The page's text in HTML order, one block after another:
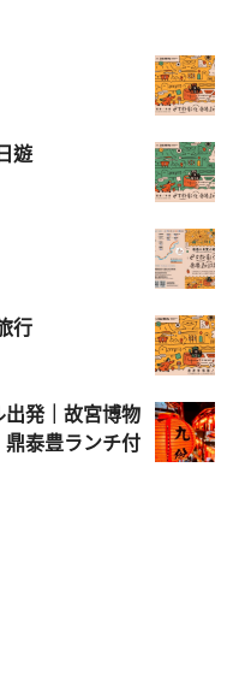
遊
行
発｜故宮博物
鼎泰豊ランチ付